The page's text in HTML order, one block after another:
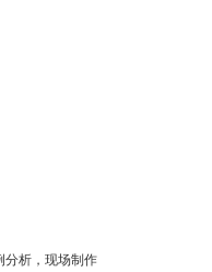
分析，现场制作